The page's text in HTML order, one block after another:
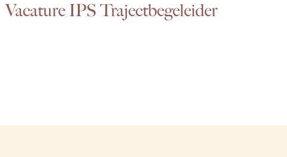
Vacature IPS Trajectbegeleider